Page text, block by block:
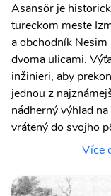
Asansör je
tureckom meste
a obchodník
dvoma ulicami.
inžinieri, aby
jednou z
nádherný výhľad
vrátený do svojho
Více